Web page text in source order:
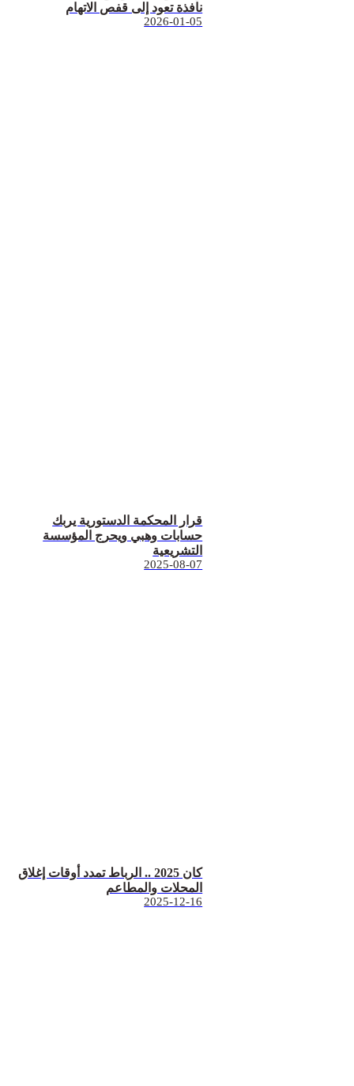
نافذة تعود إلى قفص الاتهام
2026-01-05
قرار المحكمة الدستورية يربك
حسابات وهبي ويحرج المؤسسة
التشريعية
2025-08-07
كان 2025 .. الرباط تمدد أوقات إغلاق
المحلات والمطاعم
2025-12-16